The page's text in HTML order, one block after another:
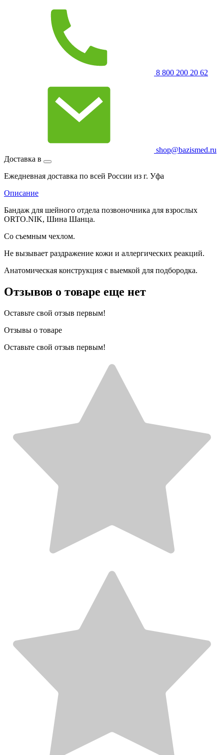
8 800 200 20 62
shop@bazismed.ru
Доставка в
Ежедневная доставка по всей России из г. Уфа
Описание
Бандаж для шейного отдела позвоночника для взрослых
ORTO.NIK, Шина Шанца.
Со съемным чехлом.
Не вызывает раздражение кожи и аллергических реакций.
Анатомическая конструкция с выемкой для подбородка.
Отзывов о товаре еще нет
Оставьте свой отзыв первым!
Отзывы о товаре
Оставьте свой отзыв первым!